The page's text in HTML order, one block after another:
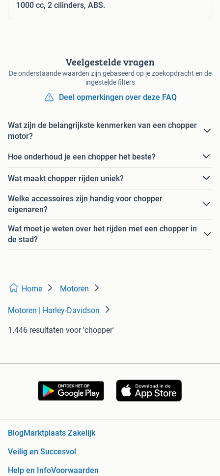
1000 cc, 2 cilinders, ABS.
Veelgestelde vragen
De onderstaande waarden zijn gebaseerd op je zoekopdracht en de
ingestelde filters
Deel opmerkingen over deze FAQ
Wat zijn de belangrijkste kenmerken van een chopper
motor?
Hoe onderhoud je een chopper het beste?
Wat maakt chopper rijden uniek?
Welke accessoires zijn handig voor chopper
eigenaren?
Wat moet je weten over het rijden met een chopper in
de stad?
Home Motoren
Motoren | Harley-Davidson
1.446 resultaten voor 'chopper'
BlogMarktplaats Zakelijk
Veilig en Succesvol
Help en InfoVoorwaarden